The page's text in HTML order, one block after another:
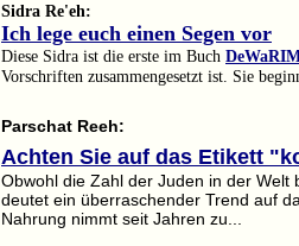
Sidra Re'eh:
Ich lege euch einen Segen vor
Diese Sidra ist die erste im Buch
Vorschriften zusammengesetzt ist. Sie
Parschat Reeh:
Achten Sie auf das Etikett
Obwohl die Zahl der Juden in der Welt
deutet ein überraschender Trend auf
Nahrung nimmt seit Jahren zu...